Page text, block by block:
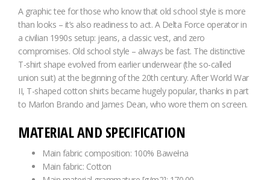
A graphic tee for those who know that old school style is more
than looks – it’s also readiness to act. A Delta Force operator in
a civilian 1990s setup: jeans, a classic vest, and zero
compromises. Old school style – always be fast. The distinctive
T-shirt shape evolved from earlier underwear (the so-called
union suit) at the beginning of the 20th century. After World War
II, T-shaped cotton shirts became hugely popular, thanks in part
to Marlon Brando and James Dean, who wore them on screen.
MATERIAL AND SPECIFICATION
Main fabric composition: 100% Bawełna
Main fabric: Cotton